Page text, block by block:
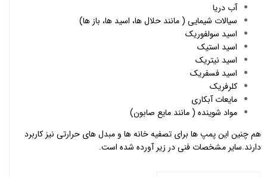
آب دریا
سیالات شیمایی ( مانند حلال ها، اسید ها، باز ها)
اسید سولفوریک
اسید استیک
اسید نیتریک
اسید فسفریک
کلرفریک
مایعات آبکاری
مواد شوینده ( مانند مایع صابون)
هم چنین این پمپ ها برای تصفیه خانه ها و مبدل های حرارتی نیز کاربرد
دارند.سایر مشخصات فنی در زیر آورده شده است.